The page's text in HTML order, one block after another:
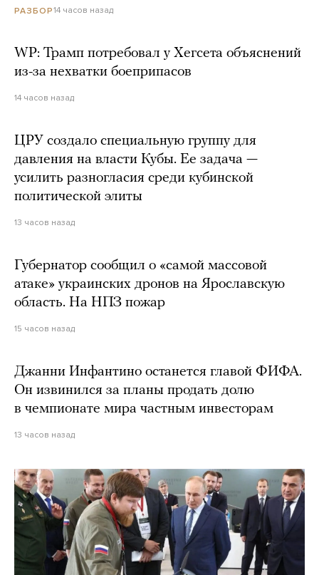
РАЗБОР14 часов назад
WP: Трамп потребовал у Хегсета объяснений
из-за нехватки боеприпасов
14 часов назад
ЦРУ создало специальную группу для
давления на власти Кубы. Ее задача —
усилить разногласия среди кубинской
политической элиты
13 часов назад
Губернатор сообщил о «самой массовой
атаке» украинских дронов на Ярославскую
область. На НПЗ пожар
15 часов назад
Джанни Инфантино останется главой ФИФА.
Он извинился за планы продать долю
в чемпионате мира частным инвесторам
13 часов назад